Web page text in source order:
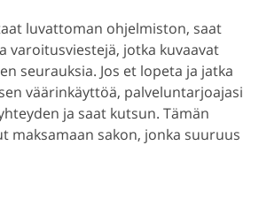
luvattoman ohjelmiston, saat
varoitusviestejä, jotka kuvaavat
seurauksia. Jos et lopeta ja jatka
väärinkäyttöä, palveluntarjoajasi
ja saat kutsun. Tämän
maksamaan sakon, jonka suuruus